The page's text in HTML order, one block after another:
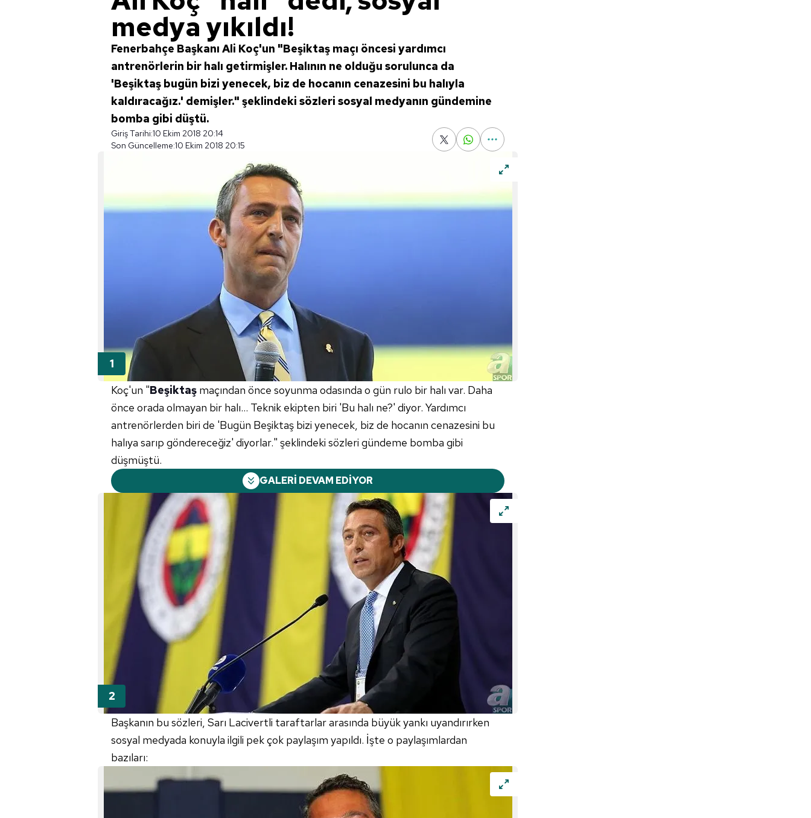
medya yıkıldı!
Fenerbahçe Başkanı Ali Koç'un "Beşiktaş maçı öncesi yardımcı
antrenörlerin bir halı getirmişler. Halının ne olduğu sorulunca da
'Beşiktaş bugün bizi yenecek, biz de hocanın cenazesini bu halıyla
kaldıracağız.' demişler." şeklindeki sözleri sosyal medyanın gündemine
bomba gibi düştü.
Giriş Tarihi:10 Ekim 2018 20:14
Son Güncelleme:10 Ekim 2018 20:15
Koç'un "Beşiktaş maçından önce soyunma odasında o gün rulo bir halı var. Daha
önce orada olmayan bir halı... Teknik ekipten biri 'Bu halı ne?' diyor. Yardımcı
antrenörlerden biri de 'Bugün Beşiktaş bizi yenecek, biz de hocanın cenazesini bu
halıya sarıp göndereceğiz' diyorlar." şeklindeki sözleri gündeme bomba gibi
düşmüştü.
GALERİ DEVAM EDİYOR
Başkanın bu sözleri, Sarı Lacivertli taraftarlar arasında büyük yankı uyandırırken
sosyal medyada konuyla ilgili pek çok paylaşım yapıldı. İşte o paylaşımlardan
bazıları: